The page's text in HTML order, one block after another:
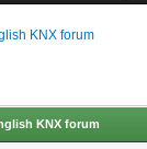
KNX forum
KNX forum